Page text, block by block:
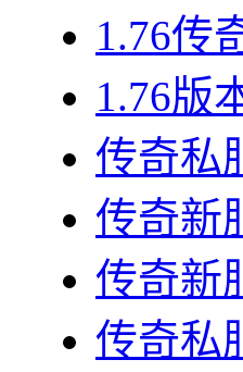
1.76传
1.76版
传奇私
传奇新
传奇新
传奇私